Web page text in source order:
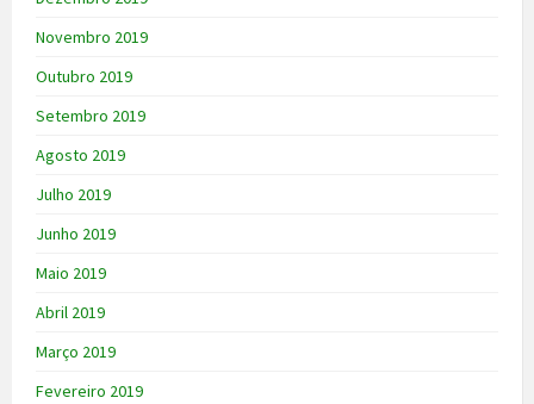
Novembro 2019
Outubro 2019
Setembro 2019
Agosto 2019
Julho 2019
Junho 2019
Maio 2019
Abril 2019
Março 2019
Fevereiro 2019